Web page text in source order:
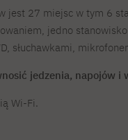
jest 27 miejsc w tym 6
jedno
słuchawkami,
jedzenia, napojów i
Wi-Fi.